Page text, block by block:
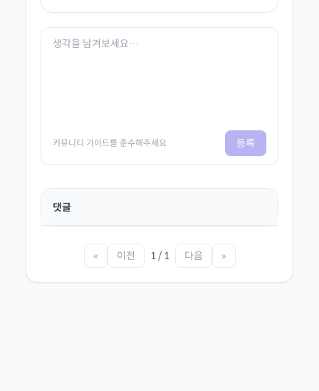
커뮤니티 가이드를 준수해주세요 등록
댓글
« 이전 1 / 1 다음 »